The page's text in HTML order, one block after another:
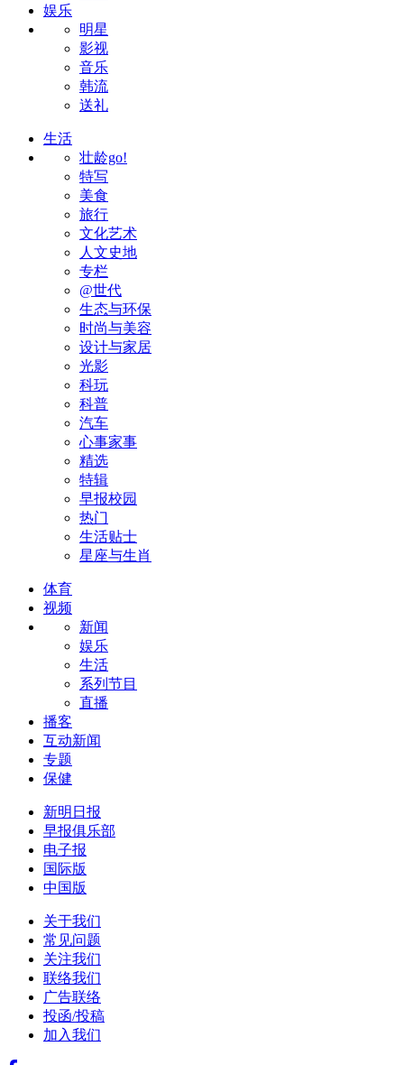
娱乐
明星
影视
音乐
韩流
送礼
生活
壮龄go!
特写
美食
旅行
文化艺术
人文史地
专栏
@世代
生态与环保
时尚与美容
设计与家居
光影
科玩
科普
汽车
心事家事
精选
特辑
早报校园
热门
生活贴士
星座与生肖
体育
视频
新闻
娱乐
生活
系列节目
直播
播客
互动新闻
专题
保健
新明日报
早报俱乐部
电子报
国际版
中国版
关于我们
常见问题
关注我们
联络我们
广告联络
投函/投稿
加入我们